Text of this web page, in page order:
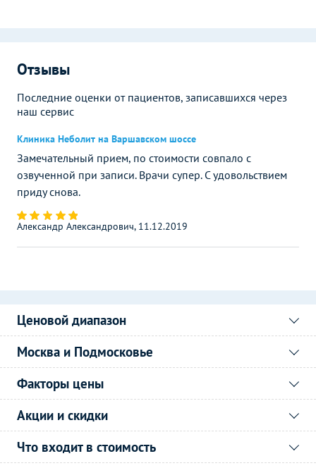
Отзывы
Последние оценки от пациентов, записавшихся через
наш сервис
Клиника Неболит на Варшавском шоссе
Замечательный прием, по стоимости совпало с
озвученной при записи. Врачи супер. С удовольствием
приду снова.
Александр Александрович, 11.12.2019
Ценовой диапазон
Москва и Подмосковье
Факторы цены
Акции и скидки
Что входит в стоимость